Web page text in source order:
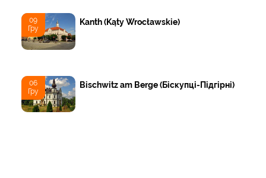
09
Гру
Kanth (Kąty Wrocławskie)
06
Гру
Bischwitz am Berge (Біскупці-Підгірні)